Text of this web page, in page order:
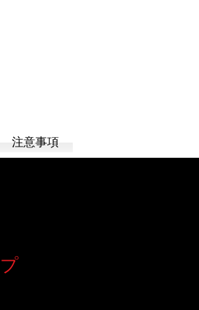
注意事項
プ